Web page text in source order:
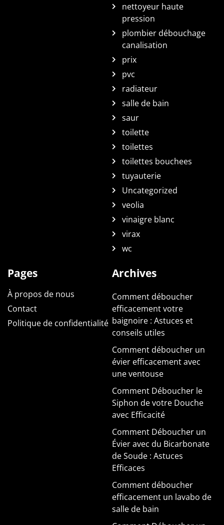
nettoyeur haute
pression
plombier débouchage
canalisation
prix
pvc
radiateur
salle de bain
saur
toilette
toilettes
toilettes bouchees
tuyauterie
Uncategorized
veolia
vinaigre blanc
virax
wc
Pages
À propos de nous
Contact
Politique de confidentialité
Archives
Comment déboucher
efficacement votre
baignoire : Astuces et
conseils utiles
Comment déboucher un
évier efficacement avec
une ventouse
Comment Déboucher le
Siphon de votre Douche
avec Efficacité
Comment Déboucher un
Évier avec du Bicarbonate
de Soude : Astuces
Efficaces
Comment déboucher
efficacement un lavabo de
salle de bain